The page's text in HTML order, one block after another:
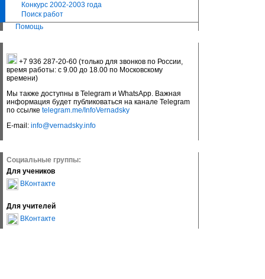
Конкурс 2002-2003 года
Поиск работ
Помощь
+7 936 287-20-60 (только для звонков по России,
время работы: с 9.00 до 18.00 по Московскому
времени)
Мы также доступны в Telegram и WhatsApp. Важная
информация будет публиковаться на канале Telegram
по ссылке telegram.me/InfoVernadsky
E-mail: info@vernadsky.info
Социальные группы:
Для учеников
ВКонтакте
Для учителей
ВКонтакте